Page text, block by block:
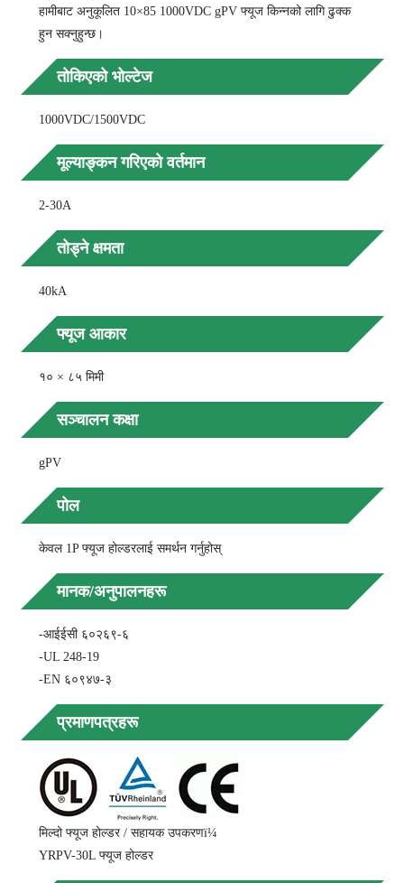
हामीबाट अनुकूलित 10×85 1000VDC gPV फ्यूज किन्नको लागि ढुक्क
हुन सक्नुहुन्छ।
तोकिएको भोल्टेज
1000VDC/1500VDC
मूल्याङ्कन गरिएको वर्तमान
2-30A
तोड्ने क्षमता
40kA
फ्यूज आकार
१० × ८५ मिमी
सञ्चालन कक्षा
gPV
पोल
केवल 1P फ्यूज होल्डरलाई समर्थन गर्नुहोस्
मानक/अनुपालनहरू
-आईईसी ६०२६९-६
-UL 248-19
-EN ६०९४७-३
प्रमाणपत्रहरू
मिल्दो फ्यूज होल्डर / सहायक उपकरणï¼
YRPV-30L फ्यूज होल्डर